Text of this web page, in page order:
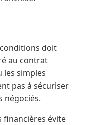
doit
au contrat
les simples
pas à sécuriser
négociés.
financières évite